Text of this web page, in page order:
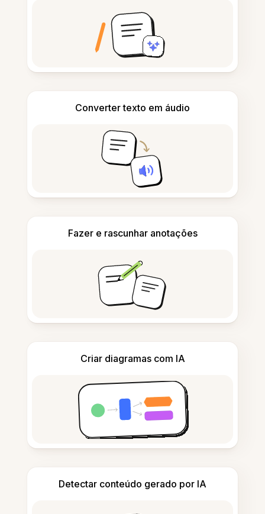
Converter texto em áudio
Fazer e rascunhar anotações
Criar diagramas com IA
Detectar conteúdo gerado por IA